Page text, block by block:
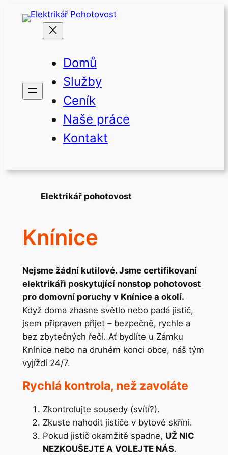
Přeskočit
Domů
Služby
Ceník
Naše práce
Kontakt
Elektrikář pohotovost
Knínice
Nejsme žádní kutilové. Jsme certifikovaní
elektrikáři poskytující nonstop pohotovost
pro domovní poruchy v Knínice a okolí.
Když doma zhasne světlo nebo padá jistič,
jsem připraven přijet – bezpečně, rychle a
bez zbytečných řečí. Ať bydlíte u Zámku
Knínice nebo na druhém konci obce, náš tým
vyjíždí 24/7.
Rychlá kontrola, než zavoláte
Zkontrolujte sousedy (svítí?).
Zkuste nahodit jističe v bytové skříni.
Pokud jistič okamžitě spadne, UŽ NIC
NEZKOUŠEJTE A VOLEJTE NÁS.